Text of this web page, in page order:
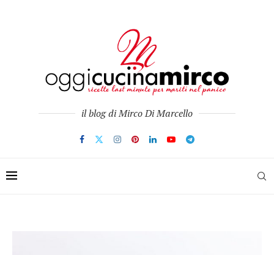
il blog di Mirco Di Marcello